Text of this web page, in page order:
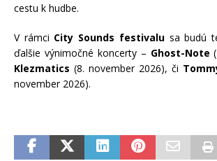
cestu k hudbe.
V rámci City Sounds festivalusa budú
ďalšie výnimočné koncerty – Ghost-Note
Klezmatics (8. november 2026), či
november 2026).